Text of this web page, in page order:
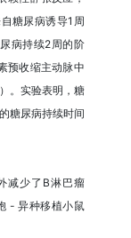
糖尿病诱导1周
病持续2周的阶
预收缩主动脉中
。实验表明，糖
糖尿病持续时间
减少了B淋巴瘤
- 异种移植小鼠